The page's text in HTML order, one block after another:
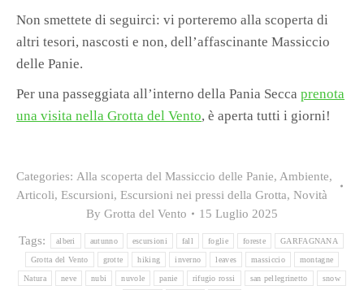
Non smettete di seguirci: vi porteremo alla scoperta di
altri tesori, nascosti e non, dell’affascinante Massiccio
delle Panie.
Per una passeggiata all’interno della Pania Secca prenota
una visita nella Grotta del Vento, è aperta tutti i giorni!
Categories: Alla scoperta del Massiccio delle Panie, Ambiente,
Articoli, Escursioni, Escursioni nei pressi della Grotta, Novità
By Grotta del Vento 15 Luglio 2025
Tags: alberi autunno escursioni fall foglie foreste GARFAGNANA
Grotta del Vento grotte hiking inverno leaves massiccio montagne
Natura neve nubi nuvole panie rifugio rossi san pellegrinetto snow